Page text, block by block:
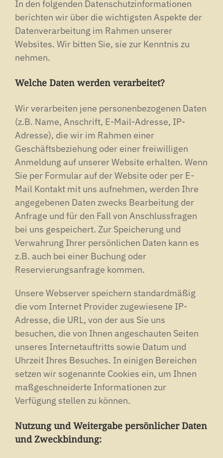
In den folgenden Datenschutzinformationen
berichten wir über die wichtigsten Aspekte der
Datenverarbeitung im Rahmen unserer
Websites. Wir bitten Sie, sie zur Kenntnis zu
nehmen.
Welche Daten werden verarbeitet?
Wir verarbeiten jene personenbezogenen Daten
(z.B. Name, Anschrift, E-Mail-Adresse, IP-
Adresse), die wir im Rahmen einer
Geschäftsbeziehung oder einer freiwilligen
Anmeldung auf unserer Website erhalten. Wenn
Sie per Formular auf der Website oder per E-
Mail Kontakt mit uns aufnehmen, werden Ihre
angegebenen Daten zwecks Bearbeitung der
Anfrage und für den Fall von Anschlussfragen
bei uns gespeichert. Zur Speicherung und
Verwahrung Ihrer persönlichen Daten kann es
z.B. auch bei einer Buchung oder
Reservierungsanfrage kommen.
Unsere Webserver speichern standardmäßig
die vom Internet Provider zugewiesene IP-
Adresse, die URL, von der aus Sie uns
besuchen, die von Ihnen angeschauten Seiten
unseres Internetauftritts sowie Datum und
Uhrzeit Ihres Besuches. In einigen Bereichen
setzen wir sogenannte Cookies ein, um Ihnen
maßgeschneiderte Informationen zur
Verfügung stellen zu können.
Nutzung und Weitergabe persönlicher Daten
und Zweckbindung: